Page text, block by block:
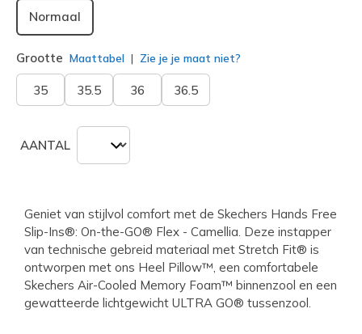
Normaal
Grootte Maattabel Zie je je maat niet?
35 35.5 36 36.5
AANTAL
Geniet van stijlvol comfort met de Skechers Hands Free
Slip-Ins®: On-the-GO® Flex - Camellia. Deze instapper
van technische gebreid materiaal met Stretch Fit® is
ontworpen met ons Heel Pillow™, een comfortabele
Skechers Air-Cooled Memory Foam™ binnenzool en een
gewatteerde lichtgewicht ULTRA GO® tussenzool.